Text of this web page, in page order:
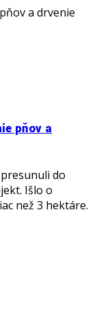
pňov a
do
Išlo o
než 3 hektáre.